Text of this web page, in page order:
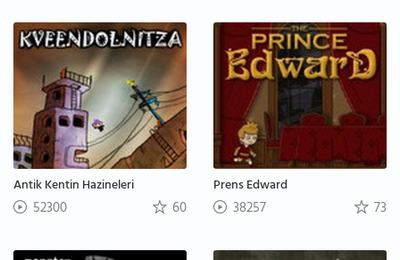
Antik Kentin Hazineleri
52300 60
Prens Edward
38257 73